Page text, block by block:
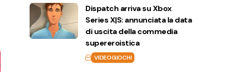
Dispatch arriva su Xbox
Series X|S: annunciata la data
di uscita della commedia
supereroistica
VIDEOGIOCHI